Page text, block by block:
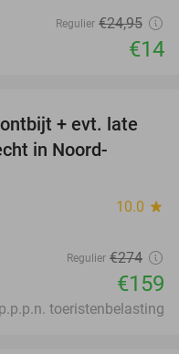
Regulier €24,95
€14
42%
+ evt. late
in Noord-
10.0 star
Regulier €274
€159
toeristenbelasting